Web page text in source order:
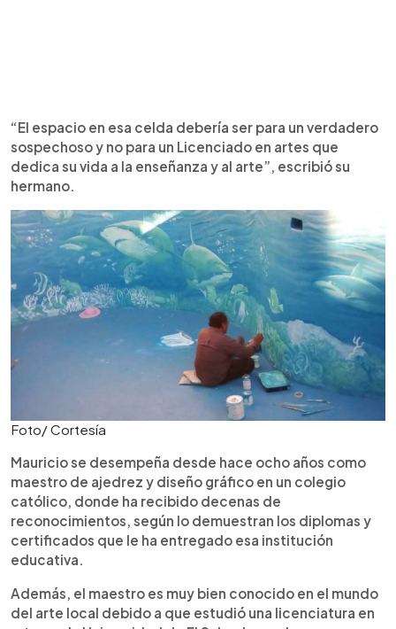
“El espacio en esa celda debería ser para un verdadero
sospechoso y no para un Licenciado en artes que
dedica su vida a la enseñanza y al arte”, escribió su
hermano.
Foto/ Cortesía
Mauricio se desempeña desde hace ocho años como
maestro de ajedrez y diseño gráfico en un colegio
católico, donde ha recibido decenas de
reconocimientos, según lo demuestran los diplomas y
certificados que le ha entregado esa institución
educativa.
Además, el maestro es muy bien conocido en el mundo
del arte local debido a que estudió una licenciatura en